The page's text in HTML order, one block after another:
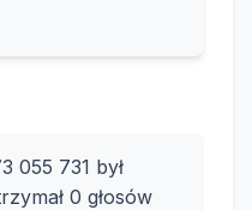
055 731 był
0 głosów